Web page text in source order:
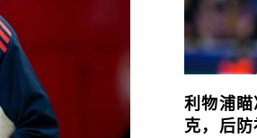
利物浦
克，后